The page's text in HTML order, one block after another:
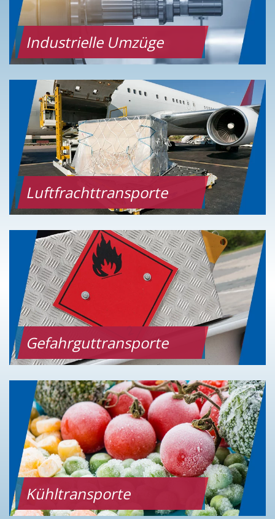
Industrielle Umzüge
Luftfrachttransporte
Gefahrguttransporte
Kühltransporte